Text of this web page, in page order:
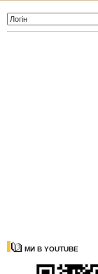
МИ В YOUTUBE